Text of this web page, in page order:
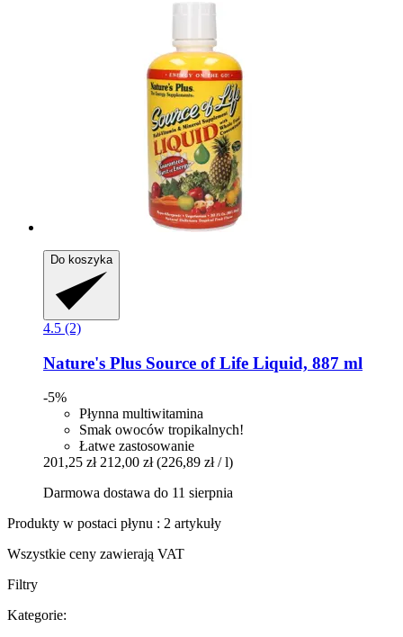
Do koszyka
4.5 (2)
Nature's Plus Source of Life Liquid, 887 ml
-5%
Płynna multiwitamina
Smak owoców tropikalnych!
Łatwe zastosowanie
201,25 zł 212,00 zł (226,89 zł / l)
Darmowa dostawa do 11 sierpnia
Produkty w postaci płynu : 2 artykuły
Wszystkie ceny zawierają VAT
Filtry
Kategorie: